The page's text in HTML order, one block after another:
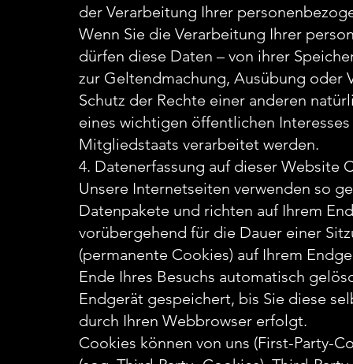
der Verarbeitung Ihrer
Wenn Sie die Verarbeitung Ihrer
dürfen diese Daten – von ihrer
zur Geltendmachung, Ausübung oder
Schutz der Rechte einer anderen
eines wichtigen öffentlichen
Mitgliedstaats verarbeitet werden.
4. Datenerfassung auf dieser Website
Unsere Internetseiten verwenden so
Datenpakete und richten auf Ihrem
vorübergehend für die Dauer einer
(permanente Cookies) auf Ihrem
Ende Ihres Besuchs automatisch
Endgerät gespeichert, bis Sie diese
durch Ihren Webbrowser erfolgt.
Cookies können von uns (First-Party-